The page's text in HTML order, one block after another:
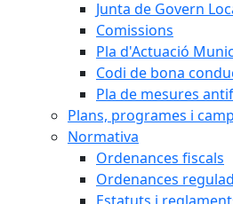
Junta de Govern
Comissions
Pla d'Actuació
Codi de bona
Pla de mesures
Plans, programes i
Normativa
Ordenances fiscals
Ordenances